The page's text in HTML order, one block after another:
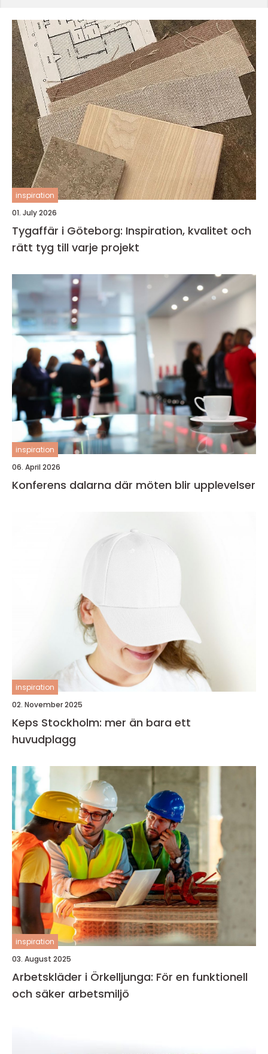
inspiration
01. July 2026
Tygaffär i Göteborg: Inspiration, kvalitet och
rätt tyg till varje projekt
inspiration
06. April 2026
Konferens dalarna där möten blir upplevelser
inspiration
02. November 2025
Keps Stockholm: mer än bara ett
huvudplagg
inspiration
03. August 2025
Arbetskläder i Örkelljunga: För en funktionell
och säker arbetsmiljö